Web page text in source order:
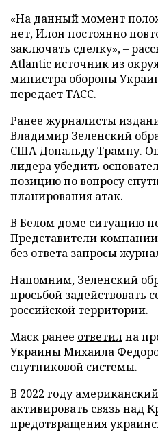
«На данный момент
нет, Илон постоянно
заключать сделку», –
Atlanticисточник из
министра обороны
передаетТАСС.
Ранее журналисты
Владимир Зеленский
США Дональду Трампу.
лидера убедить
позицию по вопросу
планирования атак.
В Белом доме ситуацию
Представители
без ответа запросы
Напомним, Зеленский
просьбой задействовать
российской территории.
Маск ранее ответилна
Украины Михаила
спутниковой системы.
В 2022 году
активировать связь над
предотвращения